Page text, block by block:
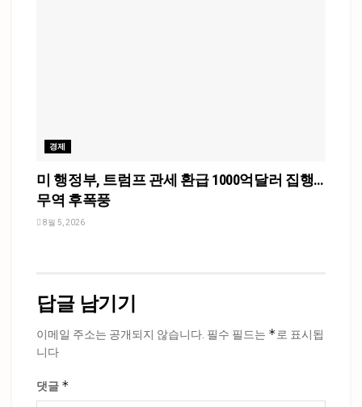
경제
미 행정부, 트럼프 관세 환급 1000억달러 집행…
무역 후폭풍
8월 5, 2026
답글 남기기
이메일 주소는 공개되지 않습니다. 필수 필드는 *로 표시됩
니다
댓글 *